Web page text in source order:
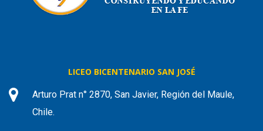
LICEO BICENTENARIO SAN JOSÉ
Arturo Prat n° 2870, San Javier, Región del Maule,
Chile.